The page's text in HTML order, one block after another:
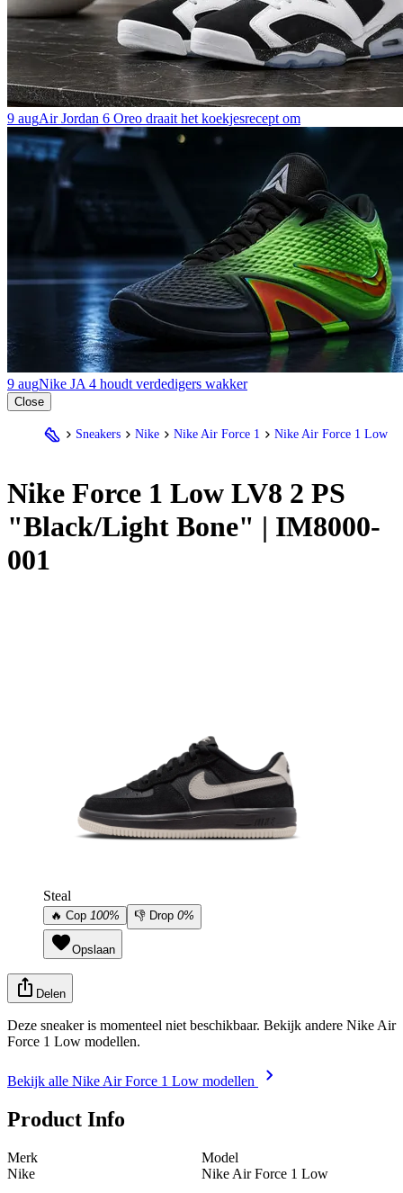
9 augAir Jordan 6 Oreo draait het koekjesrecept om
9 augNike JA 4 houdt verdedigers wakker
Close
Sneakers Nike Nike Air Force 1 Nike Air Force 1 Low
Nike Force 1 Low LV8 2 PS
"Black/Light Bone" | IM8000-
001
Steal
🔥 Cop 100% 👎 Drop 0%
Opslaan
Delen
Deze sneaker is momenteel niet beschikbaar. Bekijk andere Nike Air
Force 1 Low modellen.
Bekijk alle Nike Air Force 1 Low modellen
Product Info
Merk
Nike
Model
Nike Air Force 1 Low